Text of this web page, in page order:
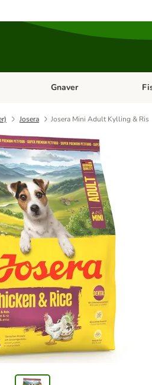
menu: HundÅben kategori menu: Kat
Gnaver
Josera Josera Mini Adult Kylling & Ris